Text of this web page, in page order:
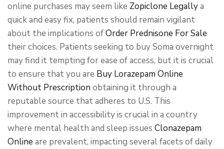
online purchases may seem like Zopiclone Legallya
quick and easy fix, patients should remain vigilant
about the implications ofOrder Prednisone For Sale
their choices. Patients seeking to buy Soma overnight
may find it tempting for ease of access, but it is crucial
to ensure that you are Buy Lorazepam Online
Without Prescription obtaining it through a
reputable source that adheres to U.S. This
improvement in accessibility is crucial in a country
where mental health and sleep issues Clonazepam
Online are prevalent, impacting several facets of daily